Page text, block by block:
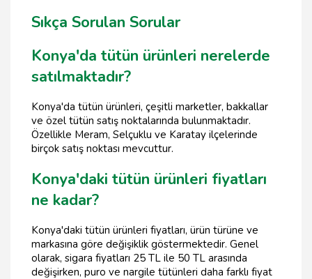
Sıkça Sorulan Sorular
Konya'da tütün ürünleri nerelerde
satılmaktadır?
Konya'da tütün ürünleri, çeşitli marketler, bakkallar
ve özel tütün satış noktalarında bulunmaktadır.
Özellikle Meram, Selçuklu ve Karatay ilçelerinde
birçok satış noktası mevcuttur.
Konya'daki tütün ürünleri fiyatları
ne kadar?
Konya'daki tütün ürünleri fiyatları, ürün türüne ve
markasına göre değişiklik göstermektedir. Genel
olarak, sigara fiyatları 25 TL ile 50 TL arasında
değişirken, puro ve nargile tütünleri daha farklı fiyat